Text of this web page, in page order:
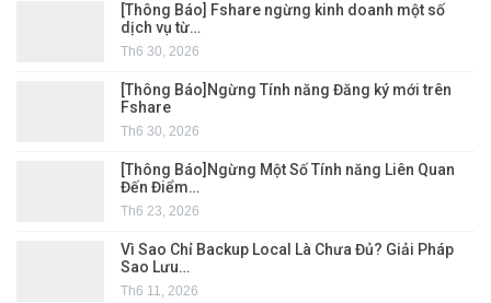
[Thông Báo] Fshare ngừng kinh doanh một số
dịch vụ từ…
Th6 30, 2026
[Thông Báo]Ngừng Tính năng Đăng ký mới trên
Fshare
Th6 30, 2026
[Thông Báo]Ngừng Một Số Tính năng Liên Quan
Đến Điểm…
Th6 23, 2026
Vì Sao Chỉ Backup Local Là Chưa Đủ? Giải Pháp
Sao Lưu…
Th6 11, 2026